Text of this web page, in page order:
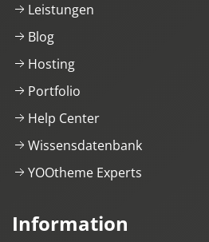
Leistungen
Blog
Hosting
Portfolio
Help Center
Wissensdatenbank
YOOtheme Experts
Information